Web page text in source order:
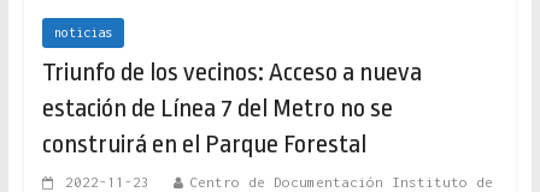
noticias
Triunfo de los vecinos: Acceso a nueva
estación de Línea 7 del Metro no se
construirá en el Parque Forestal
2022-11-23 Centro de Documentación Instituto de